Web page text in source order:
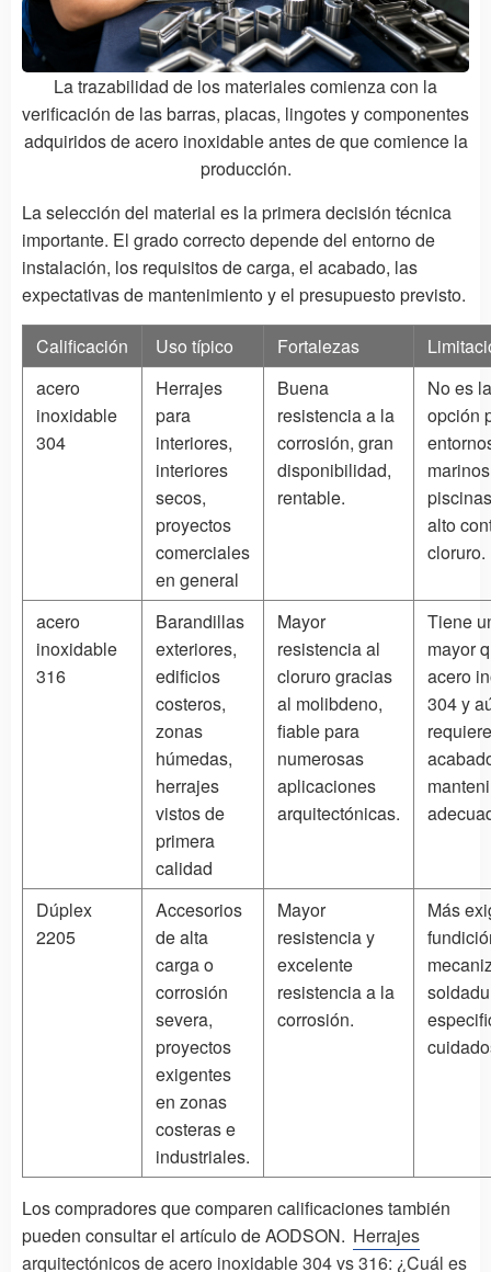
La trazabilidad de los materiales comienza con la
verificación de las barras, placas, lingotes y componentes
adquiridos de acero inoxidable antes de que comience la
producción.
La selección del material es la primera decisión técnica
importante. El grado correcto depende del entorno de
instalación, los requisitos de carga, el acabado, las
expectativas de mantenimiento y el presupuesto previsto.
Calificación Uso típico Fortalezas
acero
inoxidable
304
Herrajes
para
interiores,
interiores
secos,
proyectos
comerciales
en general
Buena
resistencia a la
corrosión, gran
disponibilidad,
rentable.
No es
opción
alto
cloruro.
acero
inoxidable
316
Barandillas
exteriores,
edificios
costeros,
zonas
húmedas,
herrajes
vistos de
primera
calidad
Mayor
resistencia al
cloruro gracias
al molibdeno,
fiable para
numerosas
aplicaciones
arquitectónicas.
Tiene
mayor
acero
304 y
Dúplex
2205
Accesorios
de alta
carga o
corrosión
severa,
proyectos
exigentes
en zonas
costeras e
industriales.
Mayor
resistencia y
excelente
resistencia a la
corrosión.
Más
Los compradores que comparen calificaciones también
pueden consultar el artículo de AODSON. Herrajes
arquitectónicos de acero inoxidable 304 vs 316: ¿Cuál es